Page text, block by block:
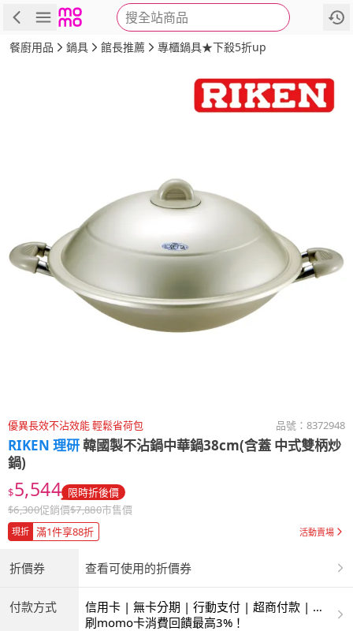
搜全站商品
商品 評價 詳情
餐廚用品 鍋具 館長推薦 專櫃鍋具★下殺5折up
優異長效不沾效能 輕鬆省荷包 品號： 8372948
RIKEN 理研韓國製不沾鍋中華鍋38cm(含蓋 中式雙柄炒
鍋)
$5,544 限時折後價
$6,300促銷價$7,880市售價
現折 滿1件享88折 活動賣場
折價券 查看可使用的折價券
付款方式
信用卡 | 無卡分期 | 行動支付 | 超商付款 | 銀
聯卡
刷momo卡消費回饋最高3%！